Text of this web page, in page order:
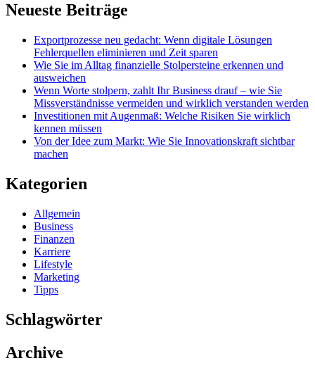
Neueste Beiträge
Exportprozesse neu gedacht: Wenn digitale Lösungen
Fehlerquellen eliminieren und Zeit sparen
Wie Sie im Alltag finanzielle Stolpersteine erkennen und
ausweichen
Wenn Worte stolpern, zahlt Ihr Business drauf – wie Sie
Missverständnisse vermeiden und wirklich verstanden werden
Investitionen mit Augenmaß: Welche Risiken Sie wirklich
kennen müssen
Von der Idee zum Markt: Wie Sie Innovationskraft sichtbar
machen
Kategorien
Allgemein
Business
Finanzen
Karriere
Lifestyle
Marketing
Tipps
Schlagwörter
Archive